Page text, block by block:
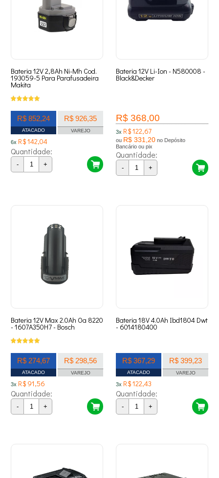
Bateria 12V 2,8Ah Ni-Mh Cod.
193059-5 Para Parafusadeira
Makita
R$ 852,24
ATACADO
R$ 926,35
VAREJO
6x R$ 142,04
Quantidade:
- +
Bateria 12V Li-Ion - N580008 -
Black&Decker
R$ 368,00
3x R$ 122,67
ou R$ 331,20 no Depósito
Bancário ou pix
Quantidade:
- +
Bateria 12V Max 2.0Ah Oa 8220
- 1607A350H7 - Bosch
R$ 274,67
ATACADO
R$ 298,56
VAREJO
3x R$ 91,56
Quantidade:
- +
Bateria 18V 4.0Ah Ibd1804 Dwt
- 6014180400
R$ 367,29
ATACADO
R$ 399,23
VAREJO
3x R$ 122,43
Quantidade:
- +